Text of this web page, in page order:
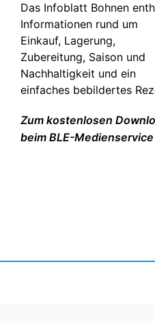
Das Infoblatt Bohnen
Informationen rund um
Einkauf, Lagerung,
Zubereitung, Saison und
Nachhaltigkeit und ein
einfaches bebildertes
Zum kostenlosen
beim BLE-Medienservice